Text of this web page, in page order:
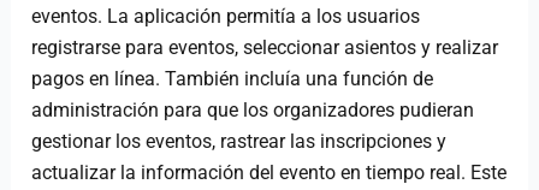
eventos. La aplicación permitía a los usuarios
registrarse para eventos, seleccionar asientos y realizar
pagos en línea. También incluía una función de
administración para que los organizadores pudieran
gestionar los eventos, rastrear las inscripciones y
actualizar la información del evento en tiempo real. Este